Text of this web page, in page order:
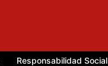
Responsabilidad Social